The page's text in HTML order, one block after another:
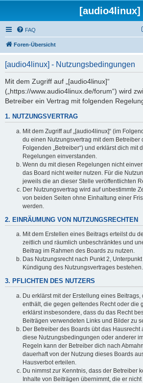
[audio4linux]
FAQ
Foren-Übersicht
[audio4linux] - Nutzungsbedingungen
Mit dem Zugriff auf „[audio4linux]“
(„https://www.audio4linux.de/forum“) wird
Betreiber ein Vertrag mit folgenden
1. NUTZUNGSVERTRAG
Mit dem Zugriff auf „[audio4linux]“ (im
du einen Nutzungsvertrag mit dem Betreiber
Folgenden „Betreiber“) und erklärst dich mit
Regelungen einverstanden.
Wenn du mit diesen Regelungen nicht
das Board nicht weiter nutzen. Für die
jeweils die an dieser Stelle veröffentlichten
Der Nutzungsvertrag wird auf unbestimmte
von beiden Seiten ohne Einhaltung einer
werden.
2. EINRÄUMUNG VON NUTZUNGSRECHTEN
Mit dem Erstellen eines Beitrags erteilst du
zeitlich und räumlich unbeschränktes und
Beitrag im Rahmen des Boards zu nutzen.
Das Nutzungsrecht nach Punkt 2,
Kündigung des Nutzungsvertrages bestehen.
3. PFLICHTEN DES NUTZERS
Du erklärst mit der Erstellung eines Beitrags,
enthält, die gegen geltendes Recht oder die
erklärst insbesondere, dass du das Recht
Beiträgen verwendeten Links und Bilder zu
Der Betreiber des Boards übt das Hausrecht
diese Nutzungsbedingungen oder anderer
Regeln kann der Betreiber dich nach
dauerhaft von der Nutzung dieses Boards
Hausverbot erteilen.
Du nimmst zur Kenntnis, dass der Betreiber
Inhalte von Beiträgen übernimmt, die er